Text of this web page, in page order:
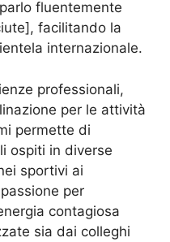
fluentemente
facilitando la
internazionale.
professionali,
per le attività
permette di
ospiti in diverse
sportivi ai
per
contagiosa
sia dai colleghi